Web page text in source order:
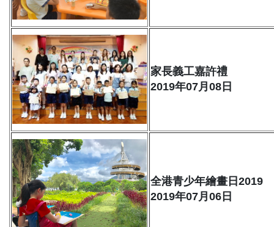
家長義工嘉許禮
2019年07月08日
全港青少年繪畫日2019
2019年07月06日